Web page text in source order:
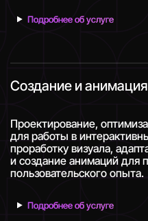
Подробнее об услуге
Создание и
Проектирование,
для работы в
проработку визуала,
и создание анимаций для
пользовательского опыта.
Подробнее об услуге